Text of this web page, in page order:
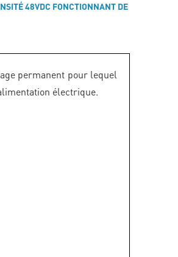
48VDC FONCTIONNANT DE
permanent pour lequel
électrique.